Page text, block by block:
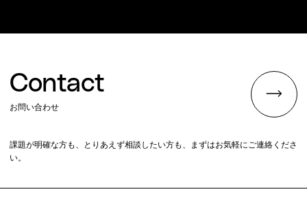
Contact
お問い合わせ
課題が明確な方も、とりあえず相談したい方も、まずはお気軽にご連絡くださ
い。